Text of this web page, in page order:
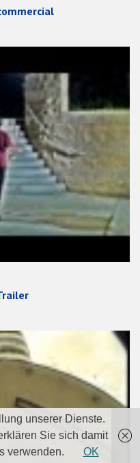
unserer Dienste.
Sie sich damit
verwenden.
OK